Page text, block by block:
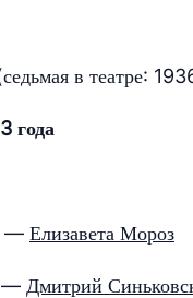
в театре:
года
— Елизавета Мороз
— Дмитрий